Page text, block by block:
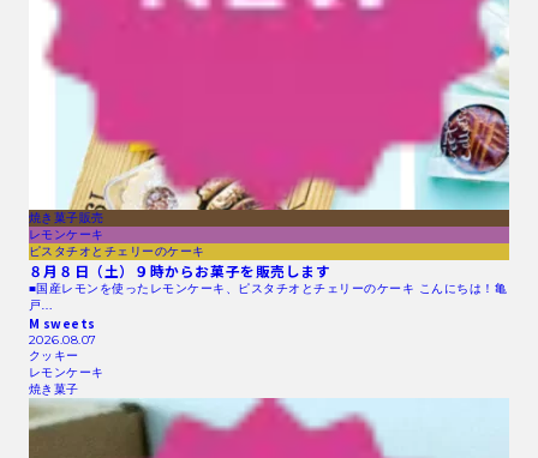
焼き菓子販売
レモンケーキ
ピスタチオとチェリーのケーキ
８月８日（土）９時からお菓子を販売します
■国産レモンを使ったレモンケーキ、ピスタチオとチェリーのケーキ こんにちは！亀
戸…
M sweets
2026.08.07
クッキー
レモンケーキ
焼き菓子